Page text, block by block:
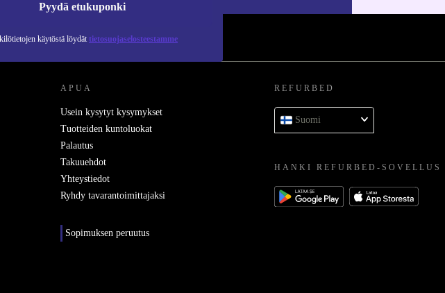
Pyydä etukuponki
käytöstä löydät tietosuojaselosteestamme
NEW.
APUA
Usein kysytyt kysymykset
Tuotteiden kuntoluokat
Palautus
Takuuehdot
Yhteystiedot
Ryhdy tavarantoimittajaksi
Sopimuksen peruutus
REFURBED
Suomi
HANKI REFURBED-SOVELLUS